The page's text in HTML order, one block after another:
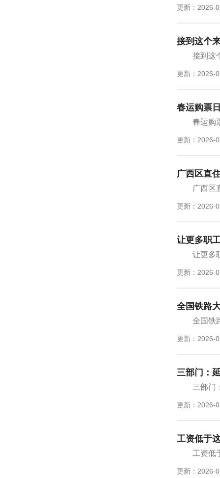
更新：2026-
接到这个
接到这
更新：2026-
春运购票
春运购
更新：2026-
广西区直
广西区
更新：2026-
让更多职
让更多
更新：2026-
全国铁路
全国铁
更新：2026-
三部门：
三部门
更新：2026-
工资低于
工资低
更新：2026-